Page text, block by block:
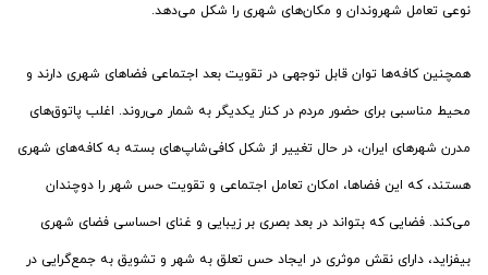
نوعی تعامل شهروندان و مکان‌های شهری را شکل می‌دهد.
همچنین کافه‌ها توان قابل توجهی در تقویت بعد اجتماعی فضاهای شهری دارند و
محیط مناسبی برای حضور مردم در کنار یکدیگر به شمار می‌روند. اغلب پاتوق‌های
مدرن شهرهای ایران، در حال تغییر از شکل کافی‌شاپ‌های بسته به کافه‌های شهری
هستند، که این فضاها، امکان تعامل اجتماعی و تقویت حس شهر را دوچندان
می‌کند. فضایی که بتواند در بعد بصری بر زیبایی و غنای احساسی فضای شهری
بیفزاید، دارای نقش موثری در ایجاد حس تعلق به شهر و تشویق به جمع‌گرایی در